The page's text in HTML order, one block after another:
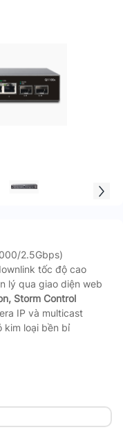
2.5Gbps)
tốc độ cao
lý qua giao diện web
Storm Control
IP và multicast
kim loại bền bỉ